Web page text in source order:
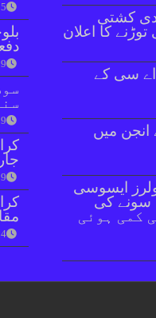
دفعہ 144
کشتی
توڑنے کا اعلان
اے سی کے
انجن میں
ایسوسی
سونے کی
روپے کی کمی ہوئی